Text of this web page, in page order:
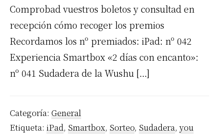
Comprobad vuestros boletos y consultad en
recepción cómo recoger los premios
Recordamos los nº premiados: iPad: nº 042
Experiencia Smartbox «2 días con encanto»:
nº 041 Sudadera de la Wushu […]
Categoría: General
Etiqueta: iPad, Smartbox, Sorteo, Sudadera, you